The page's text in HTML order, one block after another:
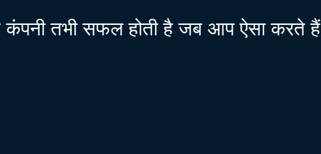
कंपनी तभी सफल होती है जब आप ऐसा करते हैं